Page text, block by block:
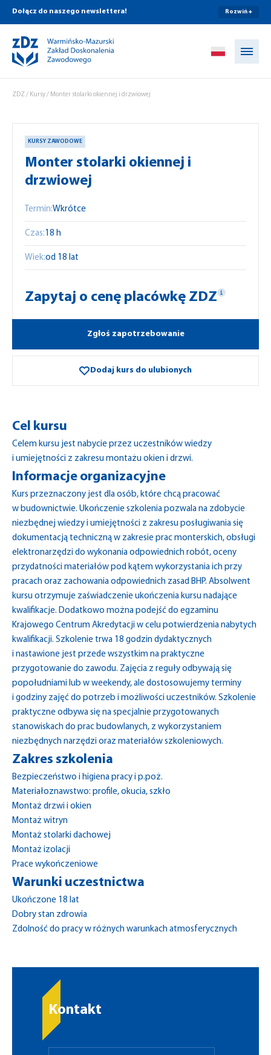
Dołącz do naszego newslettera! Rozwiń +
ZDZ/ Kursy/ Monter stolarki okiennej i drzwiowej
KURSY ZAWODOWE
Monter stolarki okiennej i
drzwiowej
Termin:Wkrótce
Czas: 18 h
Wiek:od 18 lat
Zapytaj o cenę placówkę ZDZ
Zgłoś zapotrzebowanie
Dodaj kurs do ulubionych
Cel kursu
Celem kursu jest nabycie przez uczestników wiedzy
i umiejętności z zakresu montażu okien i drzwi.
Informacje organizacyjne
Kurs przeznaczony jest dla osób, które chcą pracować
w budownictwie. Ukończenie szkolenia pozwala na zdobycie
niezbędnej wiedzy i umiejętności z zakresu posługiwania się
dokumentacją techniczną w zakresie prac monterskich, obsługi
elektronarzędzi do wykonania odpowiednich robót, oceny
przydatności materiałów pod kątem wykorzystania ich przy
pracach oraz zachowania odpowiednich zasad BHP. Absolwent
kursu otrzymuje zaświadczenie ukończenia kursu nadające
kwalifikacje. Dodatkowo można podejść do egzaminu
Krajowego Centrum Akredytacji w celu potwierdzenia nabytych
kwalifikacji. Szkolenie trwa 18 godzin dydaktycznych
i nastawione jest przede wszystkim na praktyczne
przygotowanie do zawodu. Zajęcia z reguły odbywają się
popołudniami lub w weekendy, ale dostosowujemy terminy
i godziny zajęć do potrzeb i możliwości uczestników. Szkolenie
praktyczne odbywa się na specjalnie przygotowanych
stanowiskach do prac budowlanych, z wykorzystaniem
niezbędnych narzędzi oraz materiałów szkoleniowych.
Zakres szkolenia
Bezpieczeństwo i higiena pracy i p.poż.
Materiałoznawstwo: profile, okucia, szkło
Montaż drzwi i okien
Montaż witryn
Montaż stolarki dachowej
Montaż izolacji
Prace wykończeniowe
Warunki uczestnictwa
Ukończone 18 lat
Dobry stan zdrowia
Zdolność do pracy w różnych warunkach atmosferycznych
Kontakt